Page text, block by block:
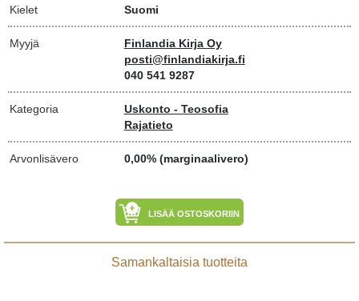
Kielet Suomi
Myyjä
Finlandia Kirja Oy
posti@finlandiakirja.fi
040 541 9287
Kategoria
Uskonto - Teosofia
Rajatieto
Arvonlisävero 0,00% (marginaalivero)
LISÄÄ OSTOSKORIIN
Samankaltaisia tuotteita